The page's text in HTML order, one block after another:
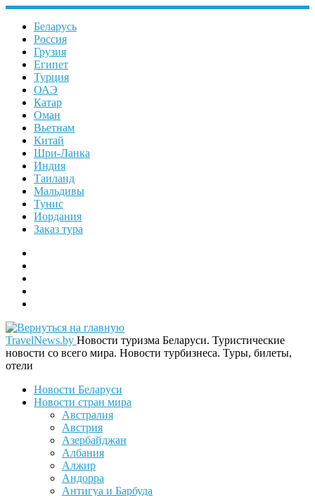
Перейти
содержимому
Беларусь
Россия
Грузия
Египет
Турция
ОАЭ
Катар
Оман
Вьетнам
Китай
Шри-Ланка
Индия
Таиланд
Мальдивы
Тунис
Иордания
Заказ тура
TravelNews.by Новости туризма Беларуси. Туристические
новости со всего мира. Новости турбизнеса. Туры, билеты,
отели
Новости Беларуси
Новости стран мира
Австралия
Австрия
Азербайджан
Албания
Алжир
Андорра
Антигуа и Барбуда